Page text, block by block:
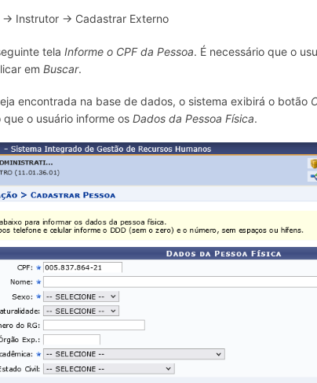
→ Instrutor → Cadastrar Externo
telaInforme o CPF da Pessoa. É necessário que o
emBuscar.
encontrada na base de dados, o sistema exibirá o botão
o usuário informe osDados da Pessoa Física.